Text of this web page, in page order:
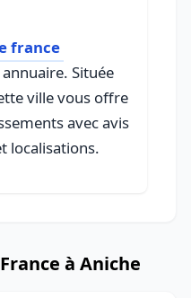
france
Située
ville vous offre
avec avis
localisations.
à Aniche